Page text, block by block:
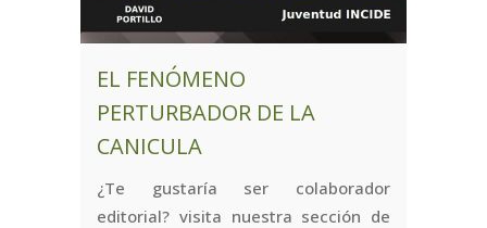
EL FENÓMENO
PERTURBADOR DE LA
CANICULA
¿Te gustaría ser colaborador
editorial? visita nuestra sección de